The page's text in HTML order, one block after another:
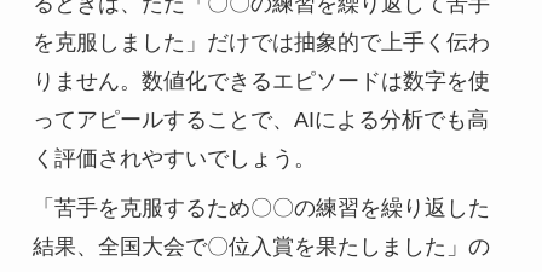
を克服しました」だけでは抽象的で上手く伝わ
りません。数値化できるエピソードは数字を使
ってアピールすることで、AIによる分析でも高
く評価されやすいでしょう。
「苦手を克服するため〇〇の練習を繰り返した
結果、全国大会で〇位入賞を果たしました」の